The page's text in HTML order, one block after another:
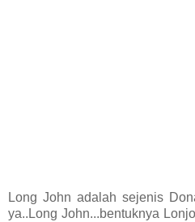
Long John adalah sejenis
ya..Long John...bentuknya